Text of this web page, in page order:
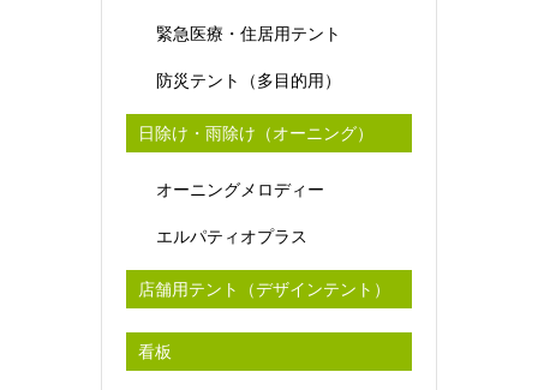
緊急医療・住居用テント
防災テント（多目的用）
日除け・雨除け（オーニング）
オーニングメロディー
エルパティオプラス
店舗用テント（デザインテント）
看板